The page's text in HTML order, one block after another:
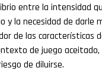
entre la intensidad
y la necesidad de darle
de las características
de juego
de diluirse.